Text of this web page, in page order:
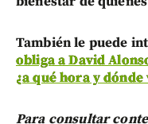
También le puede
obliga a David
¿a qué hora y
Para consultar